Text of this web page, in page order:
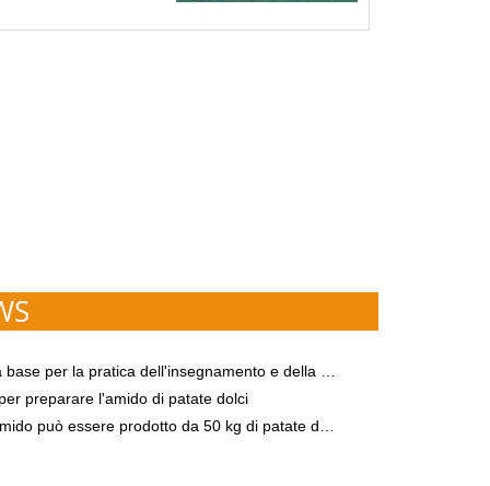
macchine
e della ricerca della Henan Agricultural University nell'industria della manioca e della patata di NANYANG GOODWAY
preparare l'amido di patate dolci
essere prodotto da 50 kg di patate dolci durante la processione?